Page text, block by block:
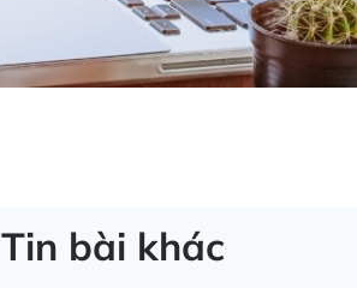
Tin bài khác